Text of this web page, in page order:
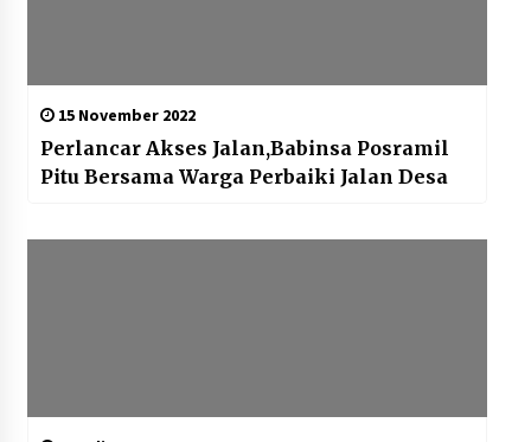
15 November 2022
Perlancar Akses Jalan,Babinsa Posramil
Pitu Bersama Warga Perbaiki Jalan Desa